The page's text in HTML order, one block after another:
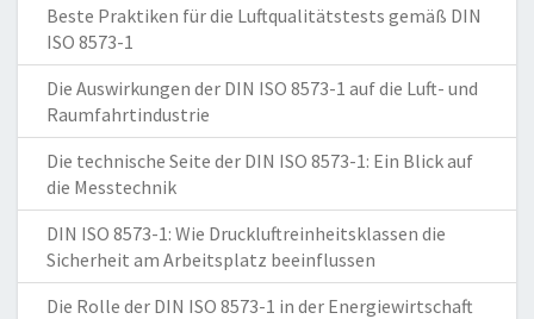
Beste Praktiken für die Luftqualitätstests gemäß DIN
ISO 8573-1
Die Auswirkungen der DIN ISO 8573-1 auf die Luft- und
Raumfahrtindustrie
Die technische Seite der DIN ISO 8573-1: Ein Blick auf
die Messtechnik
DIN ISO 8573-1: Wie Druckluftreinheitsklassen die
Sicherheit am Arbeitsplatz beeinflussen
Die Rolle der DIN ISO 8573-1 in der Energiewirtschaft